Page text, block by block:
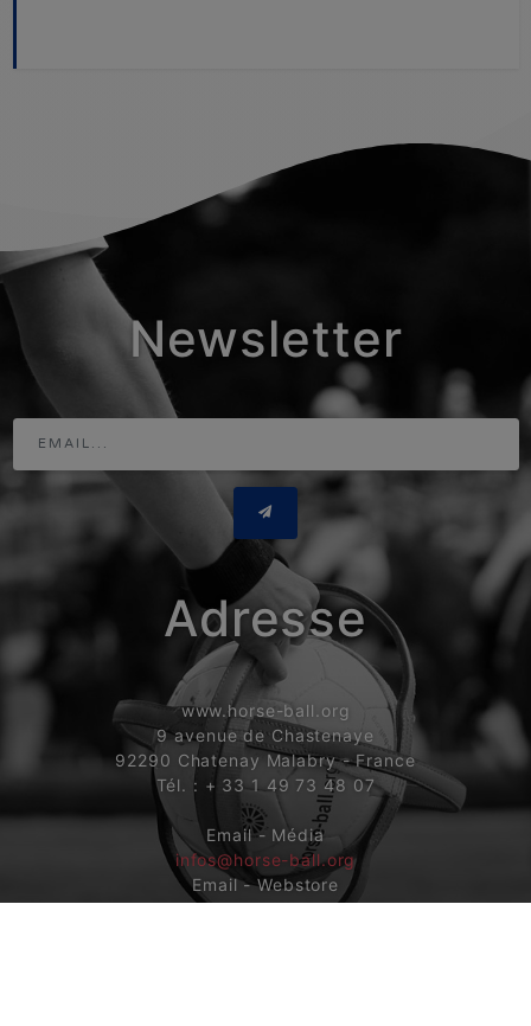
Newsletter
Adresse
www.horse-ball.org
9 avenue de Chastenaye
92290 Chatenay Malabry - France
Tél. : + 33 1 49 73 48 07
Email - Média
infos@horse-ball.org
Email - Webstore
boutique@horse-ball.org